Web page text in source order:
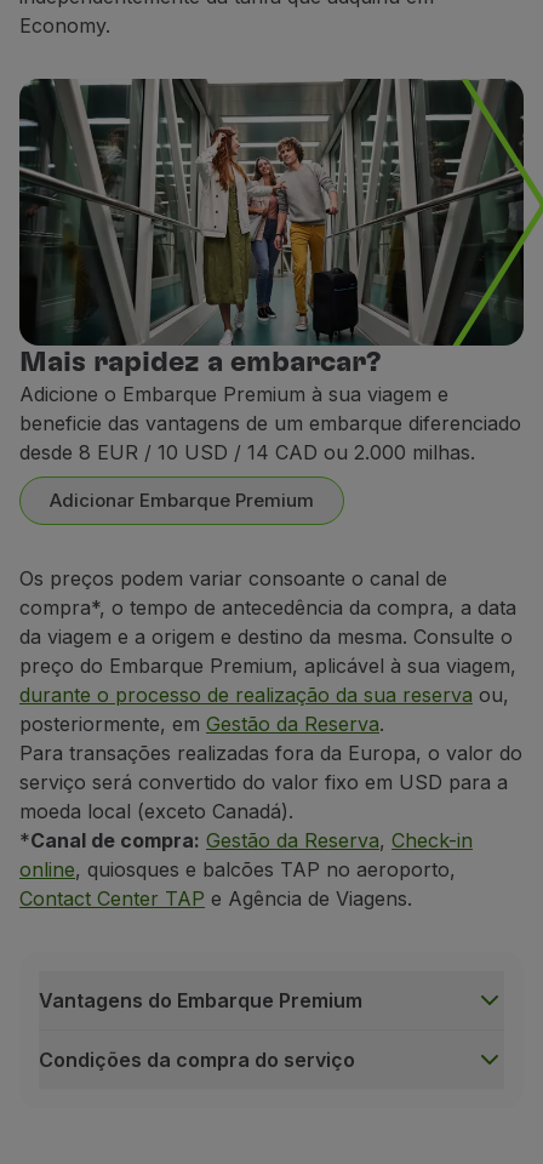
Economy.
Mais rapidez a embarcar?
Adicione o Embarque Premium à sua viagem e
beneficie das vantagens de um embarque diferenciado
desde 8 EUR / 10 USD / 14 CAD ou 2.000 milhas.
Adicionar Embarque Premium
Os preços podem variar consoante o canal de
compra*, o tempo de antecedência da compra, a data
da viagem e a origem e destino da mesma. Consulte o
preço do Embarque Premium, aplicável à sua viagem,
durante o processo de realização da sua reserva ou,
posteriormente, em Gestão da Reserva.
Para transações realizadas fora da Europa, o valor do
serviço será convertido do valor fixo em USD para a
moeda local (exceto Canadá).
*Canal de compra: Gestão da Reserva, Check-in
online, quiosques e balcões TAP no aeroporto,
Contact Center TAP e Agência de Viagens.
Vantagens do Embarque Premium
Condições da compra do serviço